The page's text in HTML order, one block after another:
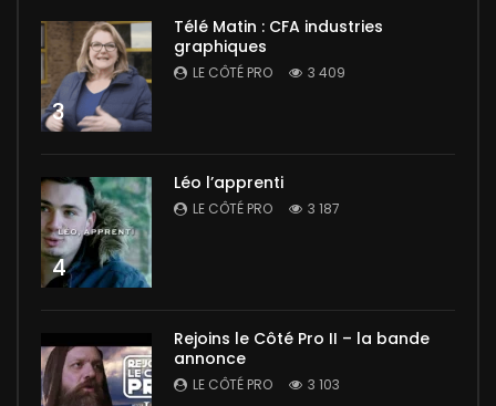
3
Télé Matin : CFA industries
graphiques
LE CÔTÉ PRO 3 409
4
Léo l’apprenti
LE CÔTÉ PRO 3 187
Rejoins le Côté Pro II – la bande
annonce
LE CÔTÉ PRO 3 103